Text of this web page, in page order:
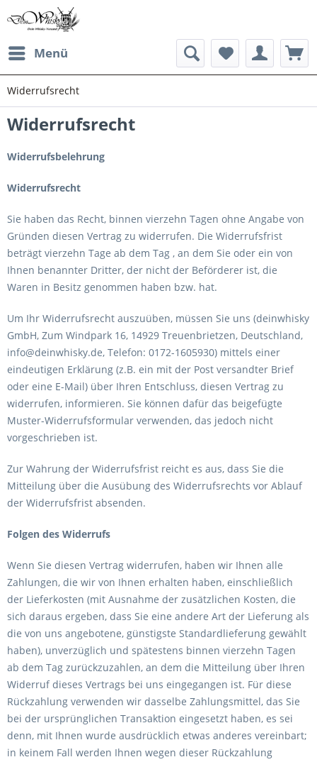
Menü
Widerrufsrecht
Widerrufsrecht
Widerrufsbelehrung
Widerrufsrecht
Sie haben das Recht, binnen vierzehn Tagen ohne Angabe von
Gründen diesen Vertrag zu widerrufen. Die Widerrufsfrist
beträgt vierzehn Tage ab dem Tag , an dem Sie oder ein von
Ihnen benannter Dritter, der nicht der Beförderer ist, die
Waren in Besitz genommen haben bzw. hat.
Um Ihr Widerrufsrecht auszuüben, müssen Sie uns (deinwhisky
GmbH, Zum Windpark 16, 14929 Treuenbrietzen, Deutschland,
info@deinwhisky.de, Telefon: 0172-1605930) mittels einer
eindeutigen Erklärung (z.B. ein mit der Post versandter Brief
oder eine E-Mail) über Ihren Entschluss, diesen Vertrag zu
widerrufen, informieren. Sie können dafür das beigefügte
Muster-Widerrufsformular verwenden, das jedoch nicht
vorgeschrieben ist.
Zur Wahrung der Widerrufsfrist reicht es aus, dass Sie die
Mitteilung über die Ausübung des Widerrufsrechts vor Ablauf
der Widerrufsfrist absenden.
Folgen des Widerrufs
Wenn Sie diesen Vertrag widerrufen, haben wir Ihnen alle
Zahlungen, die wir von Ihnen erhalten haben, einschließlich
der Lieferkosten (mit Ausnahme der zusätzlichen Kosten, die
sich daraus ergeben, dass Sie eine andere Art der Lieferung als
die von uns angebotene, günstigste Standardlieferung gewählt
haben), unverzüglich und spätestens binnen vierzehn Tagen
ab dem Tag zurückzuzahlen, an dem die Mitteilung über Ihren
Widerruf dieses Vertrags bei uns eingegangen ist. Für diese
Rückzahlung verwenden wir dasselbe Zahlungsmittel, das Sie
bei der ursprünglichen Transaktion eingesetzt haben, es sei
denn, mit Ihnen wurde ausdrücklich etwas anderes vereinbart;
in keinem Fall werden Ihnen wegen dieser Rückzahlung